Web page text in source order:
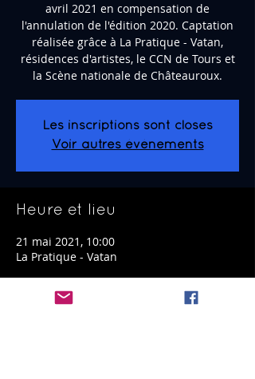
avril 2021 en compensation de
l'annulation de l'édition 2020. Captation
réalisée grâce à La Pratique - Vatan,
résidences d'artistes, le CCN de Tours et
la Scène nationale de Châteauroux.
Les inscriptions sont closes
Voir autres événements
Heure et lieu
21 mai 2021, 10:00
La Pratique - Vatan
Partager cet événement